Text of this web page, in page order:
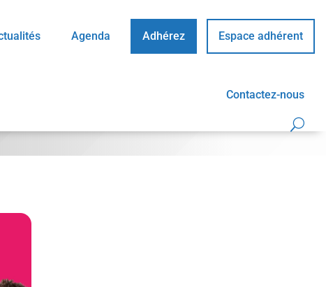
Agenda Adhérez Espace adhérent
Contactez-nous